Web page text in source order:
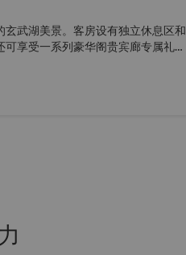
武湖美景。客房设有独立休息区和
享受一系列豪华阁贵宾廊专属礼